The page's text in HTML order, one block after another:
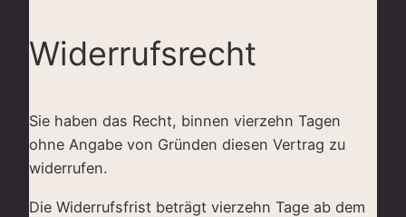
Widerrufsrecht
Sie haben das Recht, binnen vierzehn Tagen
ohne Angabe von Gründen diesen Vertrag zu
widerrufen.
Die Widerrufsfrist beträgt vierzehn Tage ab dem